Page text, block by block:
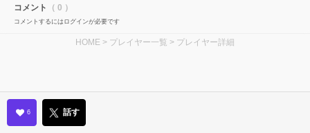
コメント （ 0 ）
コメントするにはログインが必要です
HOME > プレイヤー一覧 > プレイヤー詳細
6 話す